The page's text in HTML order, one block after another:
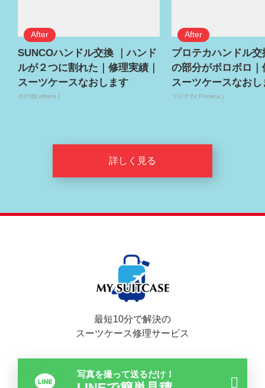
SUNCOハンドル交換 ｜ハンド
ルが２つに割れた｜修理実績｜
スーツケースなおします
その他( others )
プロテカハンドル
の部分がボロボロ｜
スーツケースなおし
プロテカ( Proteca )
詳しく見る
最短10分で解決の
スーツケース修理サービス
写真を撮って送るだけ！